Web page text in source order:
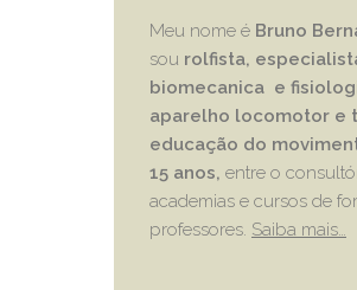
Meu nome é Bruno
sou rolfista,
biomecanica e
aparelho locomotor e
educação do
15 anos, entre o
academias e cursos de
professores. Saiba mais…